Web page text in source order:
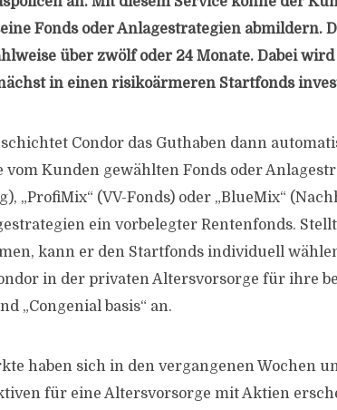
Fonds oder Anlagestrategien abmildern.
über zwölf oder 24 Monate. Dabei
in einen risikoärmeren Startfonds
Condor das Guthaben dann
Kunden gewählten Fonds oder
„ProfiMix“ (VV-Fonds) oder „BlueMix“
ein vorbelegter Rentenfonds.
kann er den Startfonds individuell
in der privaten Altersvorsorge für ihre
„Congenial basis“ an.
haben sich in den vergangenen Wochen
für eine Altersvorsorge mit Aktien